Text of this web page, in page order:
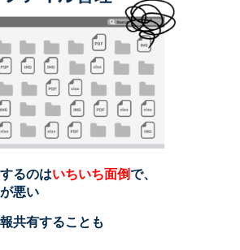
るのはいちいち面倒で、
悪い
共有することも